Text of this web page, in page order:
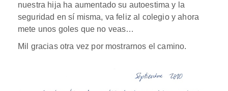
nuestra hija ha aumentado su autoestima y la
seguridad en sí misma, va feliz al colegio y ahora
mete unos goles que no veas…
Mil gracias otra vez por mostrarnos el camino.